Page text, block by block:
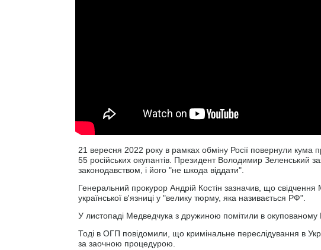
21 вересня 2022 року в рамках обміну Росії повернули
55 російських окупантів. Президент Володимир Зеленський
законодавством, і його "не шкода віддати".
Генеральний прокурор Андрій Костін зазначив, що
української в'язниці у "велику тюрму, яка називається РФ".
У листопаді Медведчука з дружиною помітили в окупованому
Тоді в ОГП повідомили, що кримінальне переслідування в
за заочною процедурою.